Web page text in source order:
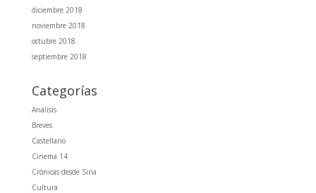
diciembre 2018
noviembre 2018
octubre 2018
septiembre 2018
Categorías
Análisis
Breves
Castellano
Cinema 14
Crónicas desde Siria
Cultura